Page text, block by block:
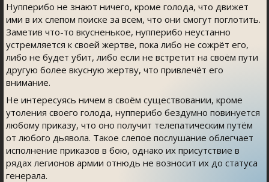
Нупперибо не знают ничего, кроме голода, что движет
ими в их слепом поиске за всем, что они смогут поглотить.
Заметив что-то вкусненькое, нупперибо неустанно
устремляется к своей жертве, пока либо не сожрёт его,
либо не будет убит, либо если не встретит на своём пути
другую более вкусную жертву, что привлечёт его
внимание.
Не интересуясь ничем в своём существовании, кроме
утоления своего голода, нупперибо бездумно повинуется
любому приказу, что оно получит телепатическим путём
от любого дьявола. Такое слепое послушание облегчает
исполнение приказов в бою, однако их присутствие в
рядах легионов армии отнюдь не возносит их до статуса
генерала.